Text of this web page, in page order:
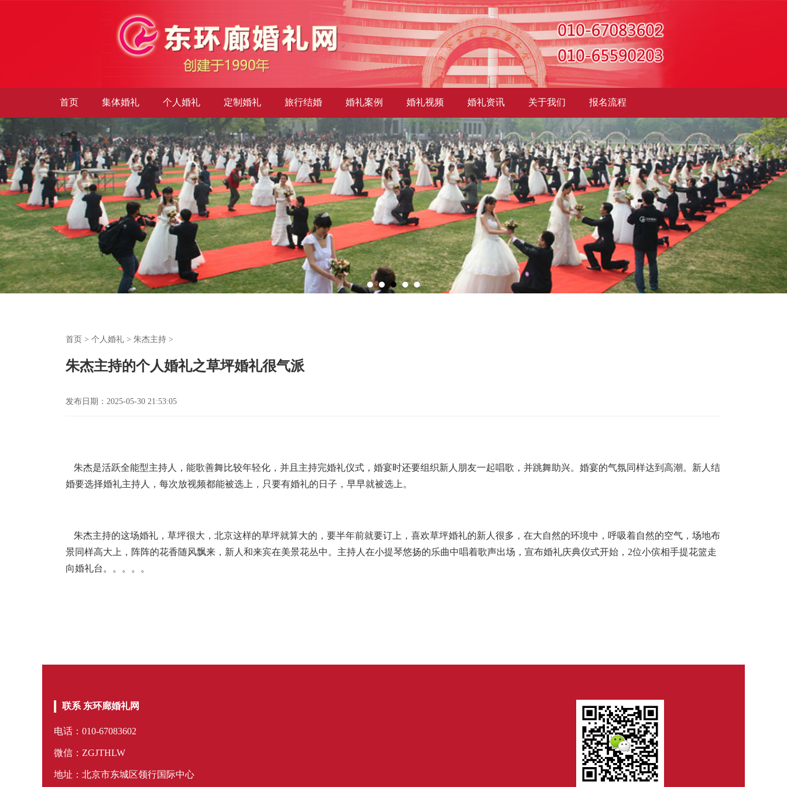
首页 集体婚礼 个人婚礼 定制婚礼 旅行结婚 婚礼案例 婚礼视频 婚礼资讯 关于我们 报名流程
首页 > 个人婚礼 > 朱杰主持 >
朱杰主持的个人婚礼之草坪婚礼很气派
发布日期：2025-05-30 21:53:05
朱杰是活跃全能型主持人，能歌善舞比较年轻化，并且主持完婚礼仪式，婚宴时还要组织新人朋友一起唱歌，并跳舞助兴。婚宴的气氛同样达到高潮。新人结
婚要选择婚礼主持人，每次放视频都能被选上，只要有婚礼的日子，早早就被选上。
朱杰主持的这场婚礼，草坪很大，北京这样的草坪就算大的，要半年前就要订上，喜欢草坪婚礼的新人很多，在大自然的环境中，呼吸着自然的空气，场地布
景同样高大上，阵阵的花香随风飘来，新人和来宾在美景花丛中。主持人在小提琴悠扬的乐曲中唱着歌声出场，宣布婚礼庆典仪式开始， 2位小傧相手提花篮走
向婚礼台。。。。。
联系 东环廊婚礼网
电话：010-67083602
微信：ZGJTHLW
地址：北京市东城区领行国际中心